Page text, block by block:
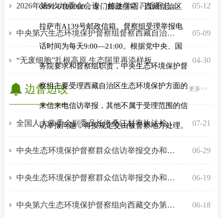
0891-6180000，专门邮政信箱：西藏自治区
拉萨市A139号邮政信箱。督察组受理举报电
话时间为每天9:00—21:00。根据党中央、国
务院要求和督察组职责，中央生态环境保护督
察组主要受理西藏自治区生态环境保护方面的
来信来电信访举报，其他不属于受理范围的信
访举报问题，将按规定交由被督察地方处理。
2026年第9次地委会会议，传达学习习近平总书记关于推动全民阅... 05-12
中央第六生态环境保护督察组督察西藏自治区动员会在拉萨召开 05-09
“无废细胞”扎根高原 生态阿里再添样板 04-30
边督边改 更多>>
全国人大常委会副委员长洛桑江村率执法检查组在西藏开展青藏... 07-21
中央生态环境保护督察群众信访举报交办和边督边改公开情况（... 06-29
中央生态环境保护督察群众信访举报交办和边督边改公开情况（... 06-19
中央第六生态环境保护督察组向西藏交办第三十三批群众信访举... 06-18